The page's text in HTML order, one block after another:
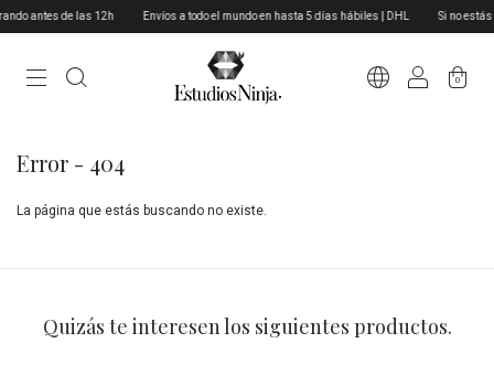
antes de las 12h Envíos a todo el mundo en hasta 5 días hábiles | DHL Si no estás
0
Error - 404
La página que estás buscando no existe.
Quizás te interesen los siguientes productos.